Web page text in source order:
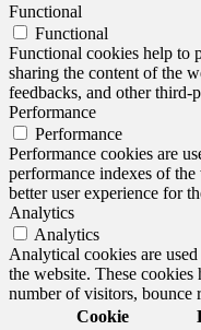
Functional
Functional
Functional cookies help to
sharing the content of the
feedbacks, and other third-
Performance
Performance
Performance cookies are
performance indexes of
better user experience for
Analytics
Analytics
Analytical cookies are
the website. These
number of visitors, bounce
Cookie